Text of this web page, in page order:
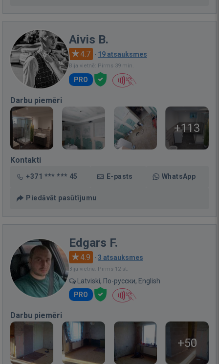
Aivis B.
4.7 · 19 atsauksmes
Bija vietnē: Pirms 39 min.
PRO
Darbu piemēri
+113
Kontakti
+371 *** *** 45 E-pasts WhatsApp
Piedāvāt pasūtījumu
Edgars F.
4.9 · 3 atsauksmes
Bija vietnē: Pirms 12 st.
Latviski, По-русски, English
PRO
Darbu piemēri
+50